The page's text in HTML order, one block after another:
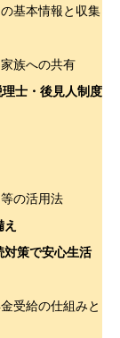
基本情報と収集
族への共有
士・後見人制度
の活用法
対策で安心生活
受給の仕組みと